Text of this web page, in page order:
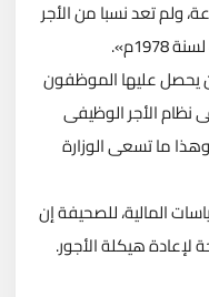
ولم تعد نسبا من الأجر
يحصل عليها الموظفون
نظام الأجر الوظيفى
ما تسعى الوزارة
المالية، للصحيفة إن
لإعادة هيكلة الأجور.